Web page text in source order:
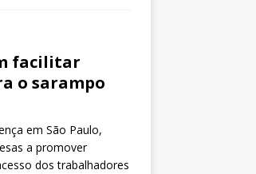
facilitar
o sarampo
em São Paulo,
a promover
dos trabalhadores